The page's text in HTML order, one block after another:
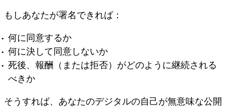
もしあなたが署名できれば：
何に同意するか
何に決して同意しないか
死後、報酬（または拒否）がどのように継続される
べきか
そうすれば、あなたのデジタルの自己が無意味な公開